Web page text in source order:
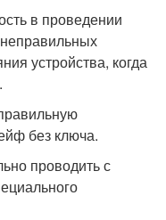
в проведении
устройства, когда
без ключа.
проводить с